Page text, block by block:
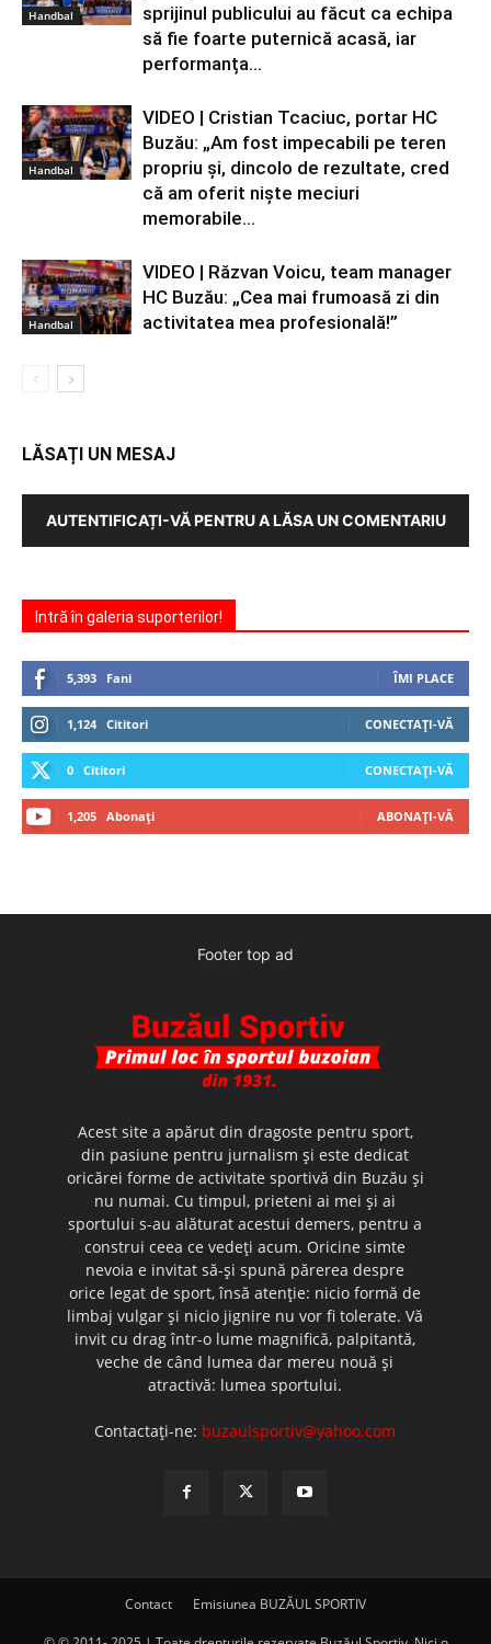
Handbal
sprijinul publicului au făcut ca echipa
să fie foarte puternică acasă, iar
performanța...
Handbal
VIDEO | Cristian Tcaciuc, portar HC
Buzău: „Am fost impecabili pe teren
propriu și, dincolo de rezultate, cred
că am oferit niște meciuri
memorabile...
Handbal
VIDEO | Răzvan Voicu, team manager
HC Buzău: „Cea mai frumoasă zi din
activitatea mea profesională!”
LĂSAȚI UN MESAJ
AUTENTIFICAȚI-VĂ PENTRU A LĂSA UN COMENTARIU
Intră în galeria suporterilor!
5,393 Fani ÎMI PLACE
1,124 Cititori CONECTAȚI-VĂ
0 Cititori CONECTAȚI-VĂ
1,205 Abonați ABONAȚI-VĂ
Footer top ad
Acest site a apărut din dragoste pentru sport,
din pasiune pentru jurnalism şi este dedicat
oricărei forme de activitate sportivă din Buzău şi
nu numai. Cu timpul, prieteni ai mei şi ai
sportului s-au alăturat acestui demers, pentru a
construi ceea ce vedeţi acum. Oricine simte
nevoia e invitat să-şi spună părerea despre
orice legat de sport, însă atenţie: nicio formă de
limbaj vulgar şi nicio jignire nu vor fi tolerate. Vă
invit cu drag într-o lume magnifică, palpitantă,
veche de când lumea dar mereu nouă şi
atractivă: lumea sportului.
Contactați-ne: buzaulsportiv@yahoo.com
Contact Emisiunea BUZĂUL SPORTIV